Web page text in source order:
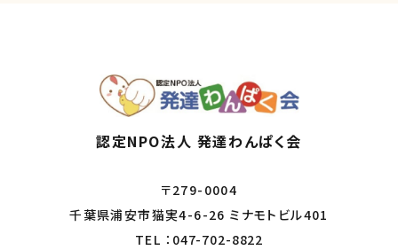
認定NPO法人 発達わんぱく会
〒279-0004
千葉県浦安市猫実4-6-26 ミナモトビル401
TEL ： 047-702-8822